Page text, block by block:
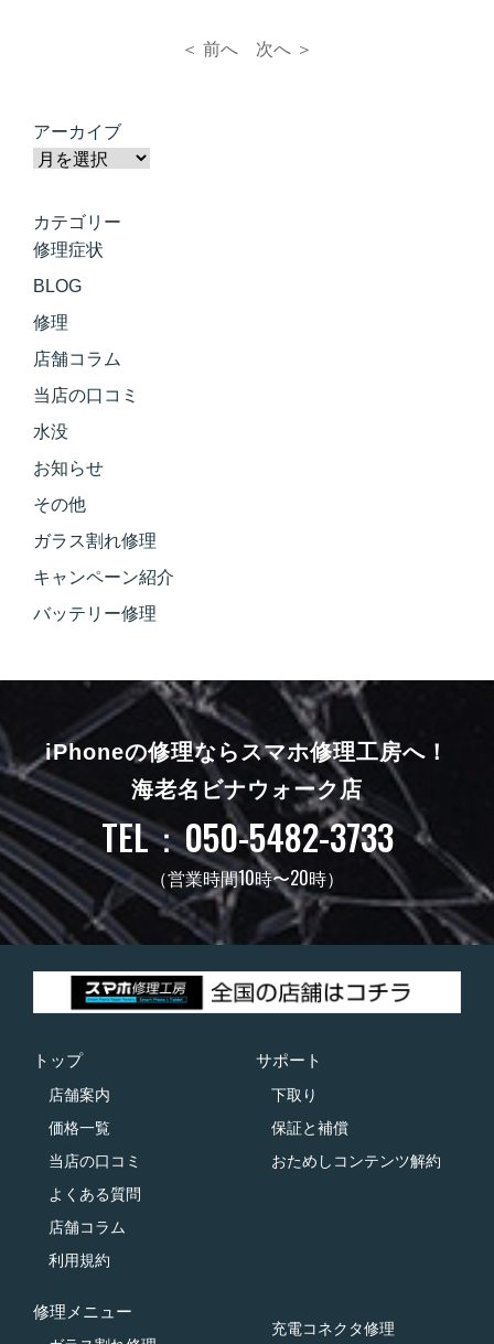
＜ 前へ 次へ ＞
アーカイブ
カテゴリー
修理症状
BLOG
修理
店舗コラム
当店の口コミ
水没
お知らせ
その他
ガラス割れ修理
キャンペーン紹介
バッテリー修理
iPhoneの修理ならスマホ修理工房へ！
海老名ビナウォーク店
TEL：050-5482-3733
（営業時間10時〜20時）
トップ
店舗案内
価格一覧
当店の口コミ
よくある質問
店舗コラム
利用規約
サポート
下取り
保証と補償
おためしコンテンツ解約
修理メニュー
充電コネクタ修理